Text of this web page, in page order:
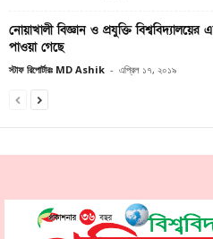
নোয়াখালী বিজ্ঞান ও প্রযুক্তি
পাওয়া গেছে
স্টাফ রিপোর্টারঃ MD Ashik - এপ্রিল ১৭, ২০১৯